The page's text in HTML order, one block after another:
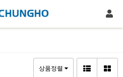
상품정렬